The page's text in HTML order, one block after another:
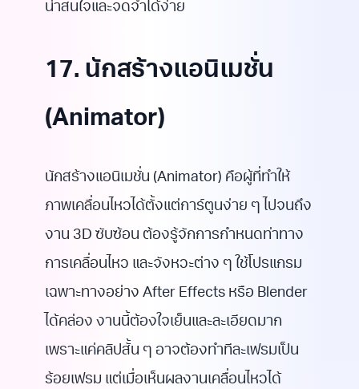
น่าสนใจและจดจำได้ง่าย
17. นักสร้างแอนิเมชั่น
(Animator)
นักสร้างแอนิเมชั่น (Animator) คือผู้ที่ทำให้
ภาพเคลื่อนไหวได้ตั้งแต่การ์ตูนง่าย ๆ ไปจนถึง
งาน 3D ซับซ้อน ต้องรู้จักการกำหนดท่าทาง
การเคลื่อนไหว และจังหวะต่าง ๆ ใช้โปรแกรม
เฉพาะทางอย่าง After Effects หรือ Blender
ได้คล่อง งานนี้ต้องใจเย็นและละเอียดมาก
เพราะแค่คลิปสั้น ๆ อาจต้องทำทีละเฟรมเป็น
ร้อยเฟรม แต่เมื่อเห็นผลงานเคลื่อนไหวได้